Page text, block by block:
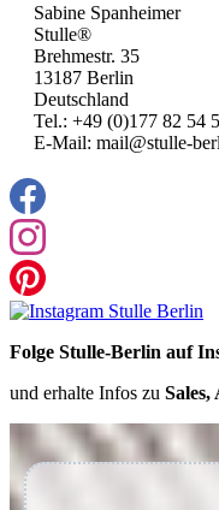
Sabine Spanheimer
Stulle®
Brehmestr. 35
13187 Berlin
Deutschland
Tel.: +49 (0)177 82 54
E-Mail: mail@stulle-
Folge Stulle-Berlin auf
und erhalte Infos zu Sales,